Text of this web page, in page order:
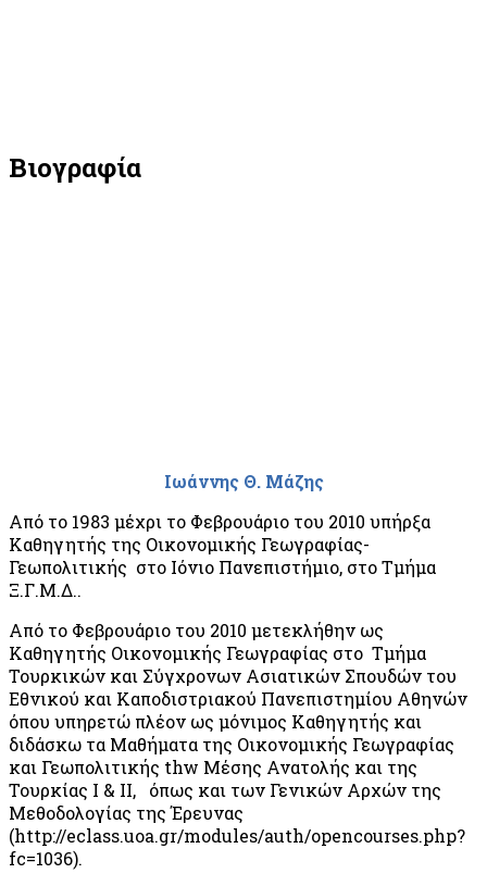
Bιογραφία
Ιωάννης Θ. Μάζης
Από το 1983 μέχρι το Φεβρουάριο του 2010 υπήρξα
Καθηγητής της Οικονομικής Γεωγραφίας-
Γεωπολιτικής στο Ιόνιο Πανεπιστήμιο, στο Τμήμα
Ξ.Γ.Μ.Δ..
Από το Φεβρουάριο του 2010 μετεκλήθην ως
Καθηγητής Οικονομικής Γεωγραφίας στο Τμήμα
Τουρκικών και Σύγχρονων Ασιατικών Σπουδών του
Εθνικού και Καποδιστριακού Πανεπιστημίου Αθηνών
όπου υπηρετώ πλέον ως μόνιμος Καθηγητής και
διδάσκω τα Μαθήματα της Οικονομικής Γεωγραφίας
και Γεωπολιτικής thw Mέσης Ανατολής και της
Τουρκίας Ι & ΙΙ, όπως και των Γενικών Αρχών της
Μεθοδολογίας της Έρευνας
(http://eclass.uoa.gr/modules/auth/opencourses.php?
fc=1036).